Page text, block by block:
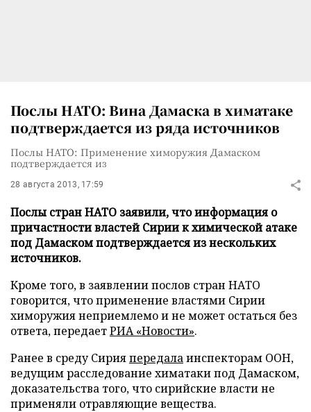
Послы НАТО: Вина Дамаска в химатаке
подтверждается из ряда источников
Послы НАТО: Применение химоружия Дамаском
подтверждается из
28 августа 2013, 17:59
Послы стран НАТО заявили, что информация о
причастности властей Сирии к химической атаке
под Дамаском подтверждается из нескольких
источников.
Кроме того, в заявлении послов стран НАТО
говорится, что применение властями Сирии
химоружия неприемлемо и не может остаться без
ответа, передаетРИА «Новости».
Ранее в среду Сирияпередалаинспекторам ООН,
ведущим расследование химатаки под Дамаском,
доказательства того, что сирийские власти не
применяли отравляющие вещества.